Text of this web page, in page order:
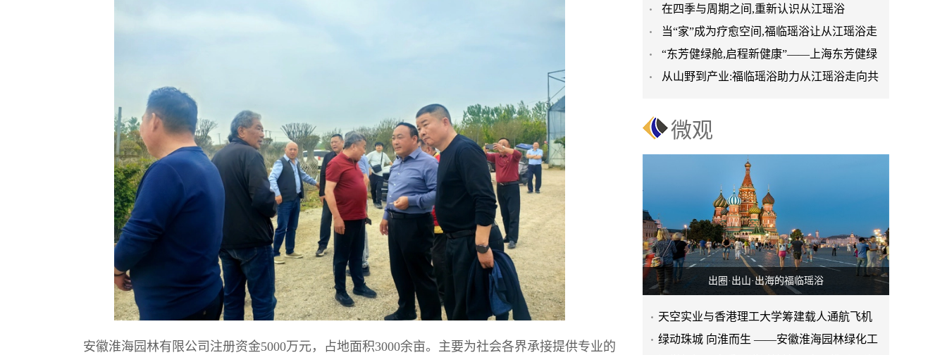
安徽淮海园林有限公司注册资金5000万元，占地面积3000余亩。主要为社会各界承接提供专业的
台正式启航
在四季与周期之间,重新认识从江瑶浴
当“家”成为疗愈空间,福临瑶浴让从江瑶浴走
进日常生活
“东芳健绿舱,启程新健康”——上海东芳健绿
AI智能养身舱品牌发
从山野到产业:福临瑶浴助力从江瑶浴走向共
微观
出圈·出山·出海的福临瑶浴
天空实业与香港理工大学筹建载人通航飞机
研究院
绿动珠城 向淮而生 ——安徽淮海园林绿化工